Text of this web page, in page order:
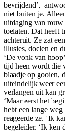
bevrijdend’,
niet buiten je.
uitdaging van rouw
toelaten. Dat heeft
achteruit. Ze zat
illusies, doelen en
‘De vonk van
tijd heen wordt die
blaadje op gooien,
uiteindelijk weer
verlangen uit kan
‘Maar eerst het
hebt een lange weg
reageerde ze. ‘Ik
begeleider. ‘Ik ken